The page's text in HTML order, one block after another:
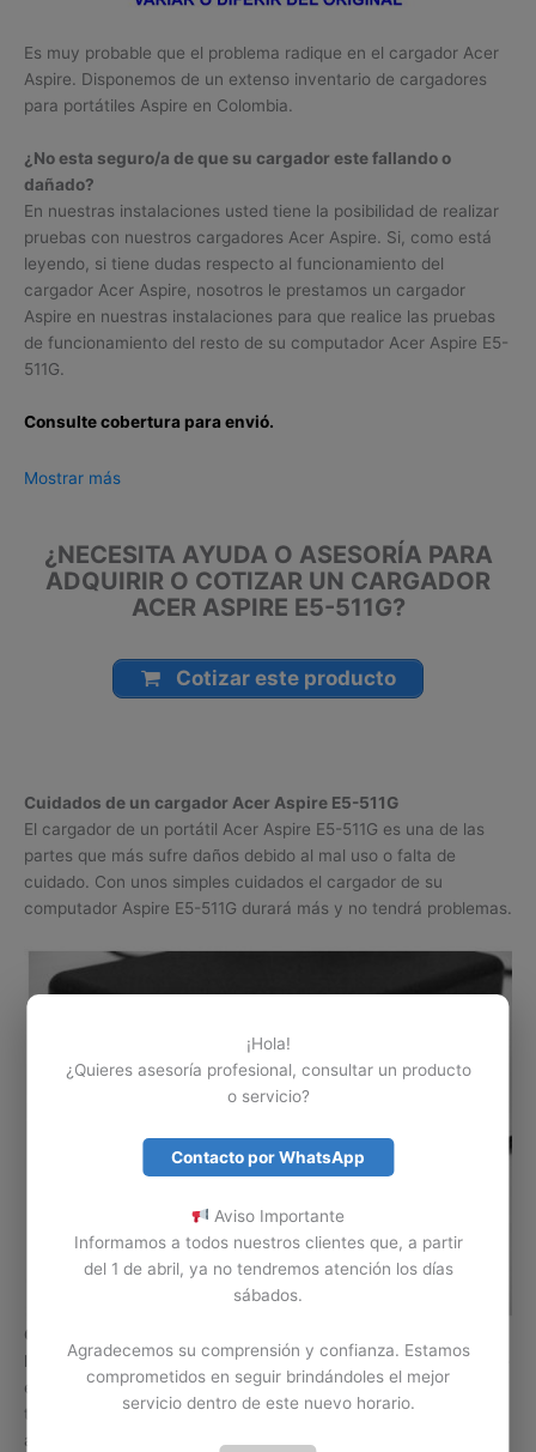
Es muy probable que el problema radique en el cargador Acer
Aspire. Disponemos de un extenso inventario de cargadores
para portátiles Aspire en Colombia.
¿No esta seguro/a de que su cargador este fallando o
dañado?
En nuestras instalaciones usted tiene la posibilidad de realizar
pruebas con nuestros cargadores Acer Aspire. Si, como está
leyendo, si tiene dudas respecto al funcionamiento del
cargador Acer Aspire, nosotros le prestamos un cargador
Aspire en nuestras instalaciones para que realice las pruebas
de funcionamiento del resto de su computador Acer Aspire E5-
511G.
Consulte cobertura para envió.
Leticia, Medellín, Arauca, Barranquilla, Cartagena, Tunja,
Riohacha, Santa Marta, Villavicencio, Pasto, Cúcuta, Mocoa,
Armenia, Pereira, San Andrés, Bucaramanga, Sincelejo,
Ibagué, Cali, Mitú, Puerto Carreño.
Mostrar más
¿NECESITA AYUDA O ASESORÍA PARA
ADQUIRIR O COTIZAR UN CARGADOR
ACER ASPIRE E5-511G?
Cotizar este producto
Cuidados de un cargador Acer Aspire E5-511G
El cargador de un portátil Acer Aspire E5-511G es una de las
partes que más sufre daños debido al mal uso o falta de
cuidado. Con unos simples cuidados el cargador de su
computador Aspire E5-511G durará más y no tendrá problemas.
Guardar o almacenar.
los que incurre el usuario de un Aspire E5-511G. Al momento de
enrollar o guardar el cable del cargador Aspire E5-511G se
tensiona o se dobla mucho para reducir su tamaño y poder
almacenarlo mejor. Esto afecta considerablemente el cable en
¡Hola!
¿Quieres asesoría profesional, consultar un producto
o servicio?
Contacto por WhatsApp
Aviso Importante
Informamos a todos nuestros clientes que, a partir
del 1 de abril, ya no tendremos atención los días
sábados.
Agradecemos su comprensión y confianza. Estamos
comprometidos en seguir brindándoles el mejor
servicio dentro de este nuevo horario.